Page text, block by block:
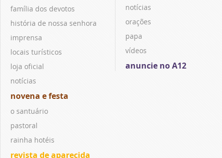
família dos devotos
história de nossa senhora
imprensa
locais turísticos
loja oficial
notícias
novena e festa
o santuário
pastoral
rainha hotéis
revista de aparecida
notícias
orações
papa
vídeos
anuncie no A12